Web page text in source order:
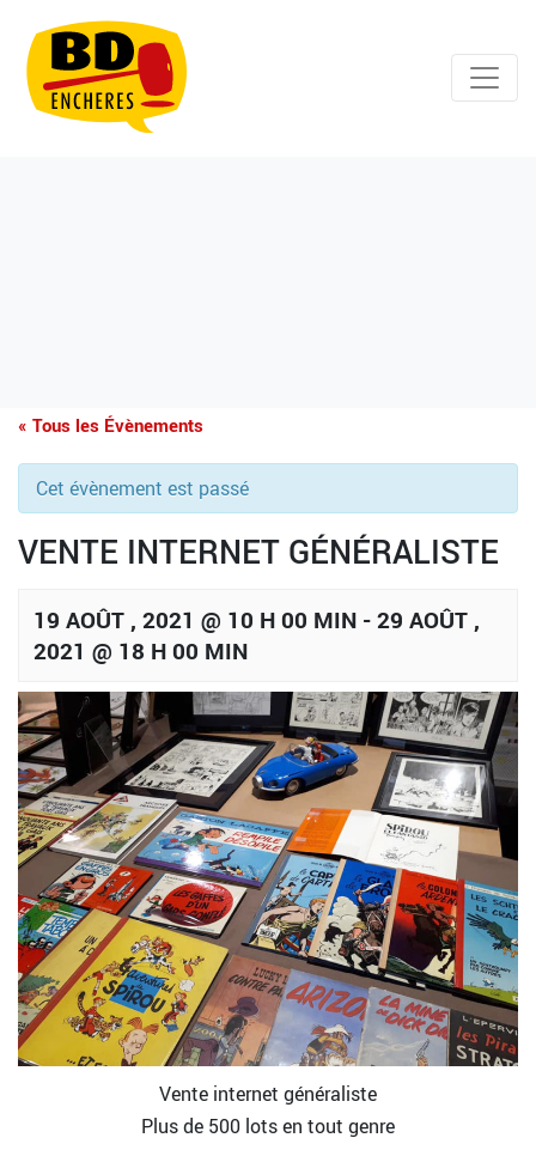
« Tous les Évènements
Cet évènement est passé
VENTE INTERNET GÉNÉRALISTE
19 AOÛT , 2021 @ 10 H 00 MIN -29 AOÛT ,
2021 @ 18 H 00 MIN
Vente internet généraliste
Plus de 500 lots en tout genre